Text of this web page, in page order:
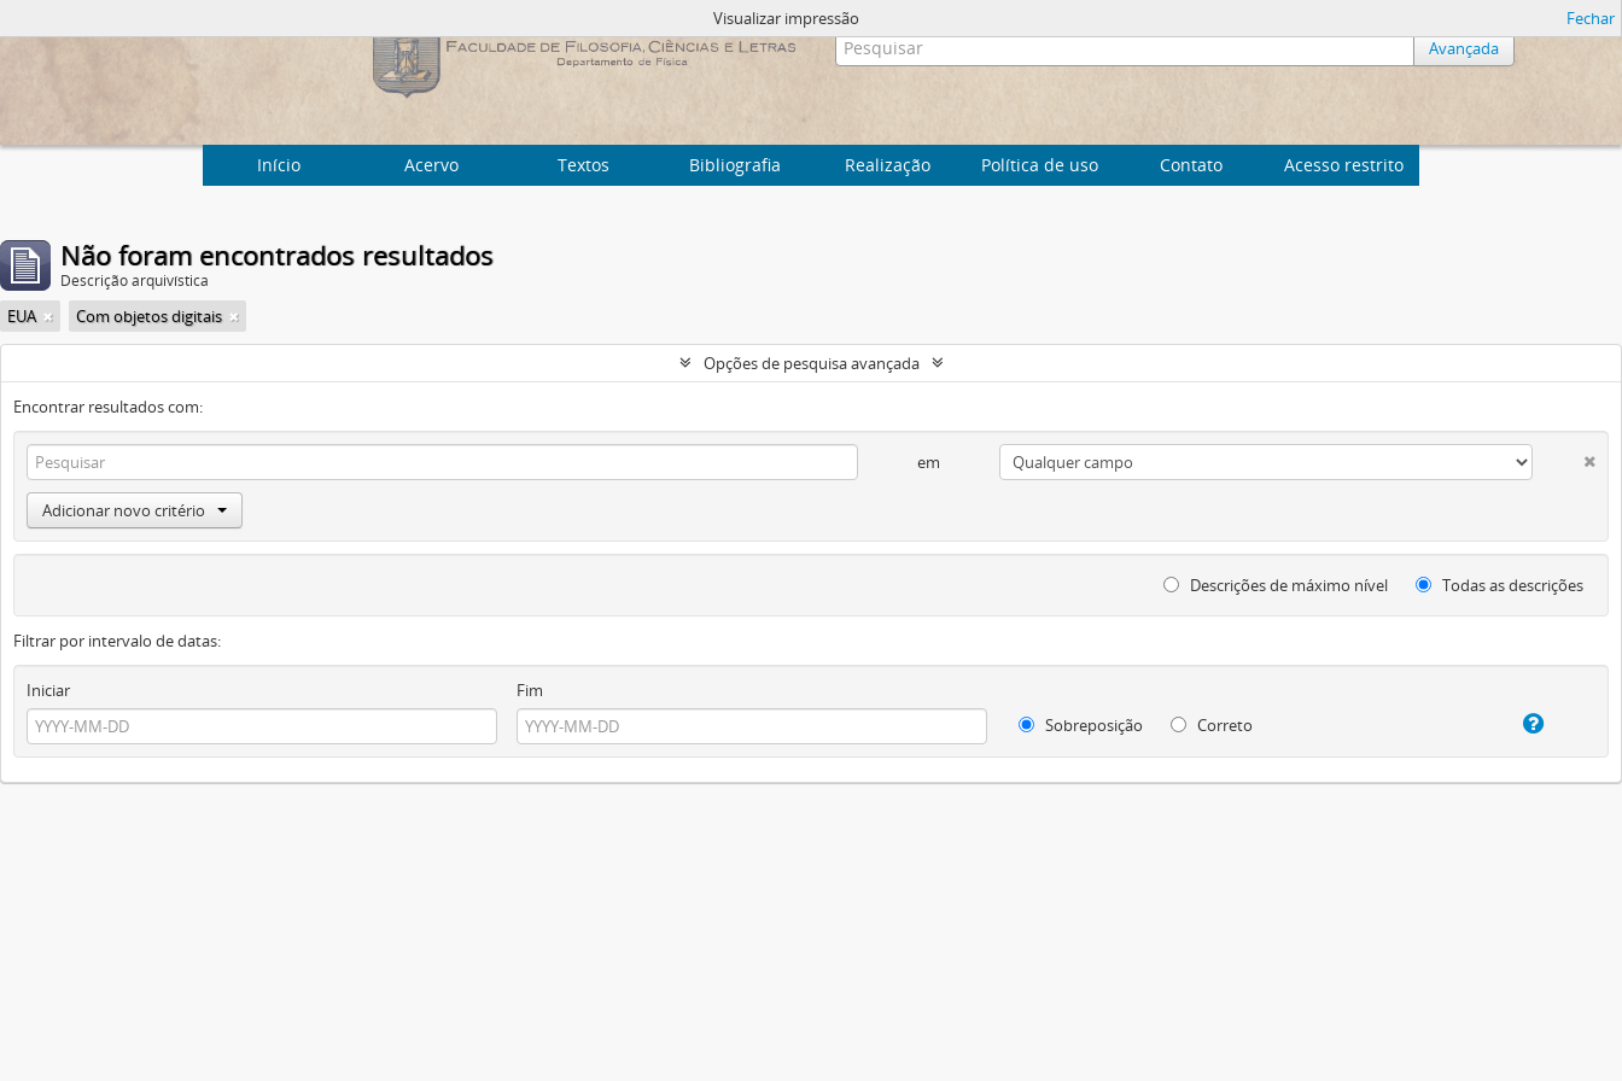
Avançada
Início Acervo Textos Bibliografia Realização Política de uso Contato Acesso restrito
Visualizar impressão Fechar
Não foram encontrados resultados
Descrição arquivística
EUA Com objetos digitais
Opções de pesquisa avançada
Encontrar resultados com:
em
Adicionar novo critério
Descrições de máximo nível Todas as descrições
Filtrar por intervalo de datas:
Iniciar
Fim
Sobreposição
Correto